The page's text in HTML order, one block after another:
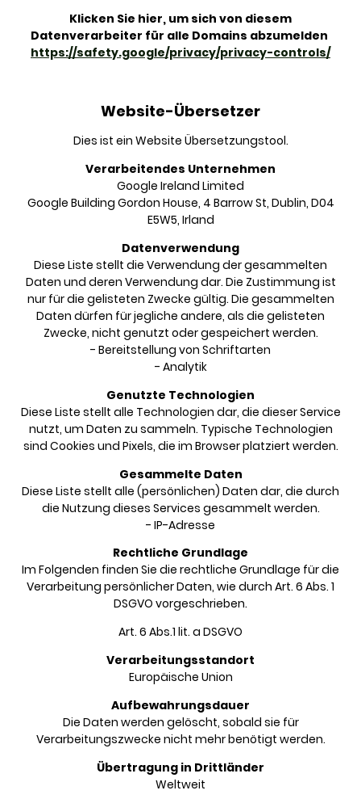
Klicken Sie hier, um sich von diesem
Datenverarbeiter für alle Domains abzumelden
https://safety.google/privacy/privacy-controls/
Website-Übersetzer
Dies ist ein Website Übersetzungstool.
Verarbeitendes Unternehmen
Google Ireland Limited
Google Building Gordon House, 4 Barrow St, Dublin, D04
E5W5, Irland
Datenverwendung
Diese Liste stellt die Verwendung der gesammelten
Daten und deren Verwendung dar. Die Zustimmung ist
nur für die gelisteten Zwecke gültig. Die gesammelten
Daten dürfen für jegliche andere, als die gelisteten
Zwecke, nicht genutzt oder gespeichert werden.
- Bereitstellung von Schriftarten
- Analytik
Genutzte Technologien
Diese Liste stellt alle Technologien dar, die dieser Service
nutzt, um Daten zu sammeln. Typische Technologien
sind Cookies und Pixels, die im Browser platziert werden.
Gesammelte Daten
Diese Liste stellt alle (persönlichen) Daten dar, die durch
die Nutzung dieses Services gesammelt werden.
- IP-Adresse
Rechtliche Grundlage
Im Folgenden finden Sie die rechtliche Grundlage für die
Verarbeitung persönlicher Daten, wie durch Art. 6 Abs. 1
DSGVO vorgeschrieben.
Art. 6 Abs.1 lit. a DSGVO
Verarbeitungsstandort
Europäische Union
Aufbewahrungsdauer
Die Daten werden gelöscht, sobald sie für
Verarbeitungszwecke nicht mehr benötigt werden.
Übertragung in Drittländer
Weltweit